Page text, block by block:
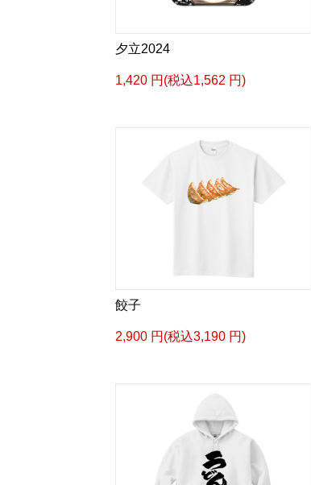
夕立2024
1,420 円(税込1,562 円)
餃子
2,900 円(税込3,190 円)